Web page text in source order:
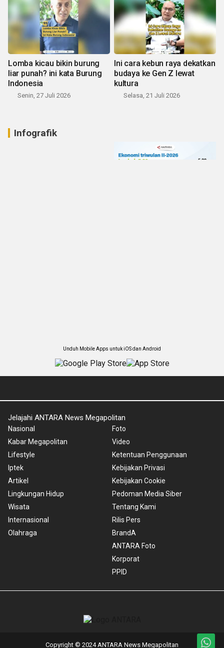
Lomba kicau bikin burung
liar punah? ini kata Burung
Indonesia
Senin, 27 Juli 2026
Ini cara kebun raya dekatkan
budaya ke Gen Z lewat
kultura
Selasa, 21 Juli 2026
Infografik
Unduh Mobile Apps untuk iOS dan Android
Jelajahi ANTARA News Megapolitan
Nasional
Kabar Megapolitan
Lifestyle
Iptek
Artikel
Lingkungan Hidup
Wisata
Internasional
Olahraga
Foto
Video
Ketentuan Penggunaan
Kebijakan Privasi
Kebijakan Cookie
Pedoman Media Siber
Tentang Kami
Rilis Pers
BrandA
ANTARA Foto
Korporat
PPID
Copyright © 2024 ANTARA News Megapolitan